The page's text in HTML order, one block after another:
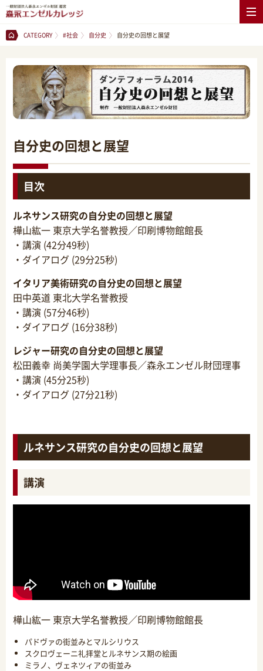
CATEGORY #社会 自分史 自分史の回想と展望
自分史の回想と展望
目次
ルネサンス研究の自分史の回想と展望
樺山紘一 東京大学名誉教授／印刷博物館館長
・講演 (42分49秒)
・ダイアログ (29分25秒)
イタリア美術研究の自分史の回想と展望
田中英道 東北大学名誉教授
・講演 (57分46秒)
・ダイアログ (16分38秒)
レジャー研究の自分史の回想と展望
松田義幸 尚美学園大学理事長／森永エンゼル財団理事
・講演 (45分25秒)
・ダイアログ (27分21秒)
ルネサンス研究の自分史の回想と展望
講演
樺山紘一 東京大学名誉教授／印刷博物館館長
パドヴァの街並みとマルシリウス
スクロヴェーニ礼拝堂とルネサンス期の絵画
ミラノ、ヴェネツィアの街並み